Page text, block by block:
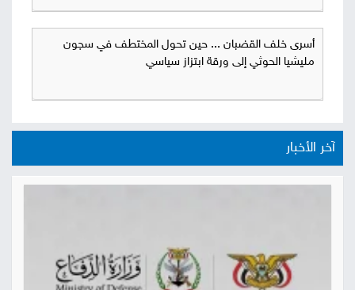
أسرى خلف القضبان ... حين تحول المختطف في سجون
مليشيا الحوثي إلى ورقة ابتزاز سياسي
آخر الأخبار